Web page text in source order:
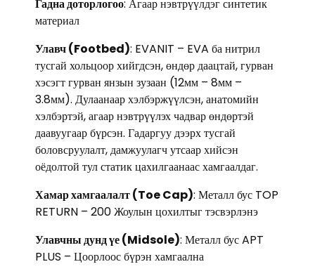
Гадна доторлогоо: Агаар нэвтрүүлдэг синтетик
материал
Улавч (Footbed): EVANIT – EVA ба нитрил
тусгай хольцоор хийгдсэн, өндөр даацтай, гурван
хэсэгт гурван янзын зузаан (12мм – 8мм –
3.8мм). Дулаанаар хэлбэржүүлсэн, анатомийн
хэлбэртэй, агаар нэвтрүүлэх чадвар өндөртэй
даавуугаар бүрсэн. Гадаргуу дээрх тусгай
боловсруулалт, дамжуулагч утсаар хийсэн
оёдолтой тул статик цахилгаанаас хамгаалдаг.
Хамар хамгаалалт (Toe Cap): Металл бус TOP
RETURN – 200 Жоулын цохилтыг тэсвэрлэнэ
Улавчны дунд үе (Midsole): Металл бус APT
PLUS – Цоорлоос бүрэн хамгаална